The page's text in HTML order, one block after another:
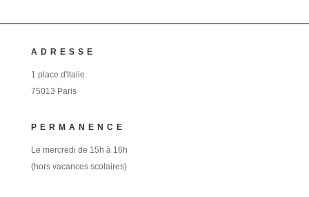
ADRESSE
1 place d'Italie
75013 Paris
PERMANENCE
Le mercredi de 15h à 16h
(hors vacances scolaires)